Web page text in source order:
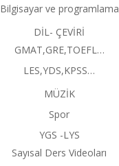
Bilgisayar ve programlama
DİL- ÇEVİRİ
GMAT,GRE,TOEFL…
LES,YDS,KPSS…
MÜZİK
Spor
YGS -LYS
Sayısal Ders Videoları